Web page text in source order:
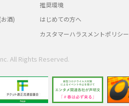
酒)
推奨環境
はじめての方へ
カスタマーハラスメントポリシー
All Rights Reserved.